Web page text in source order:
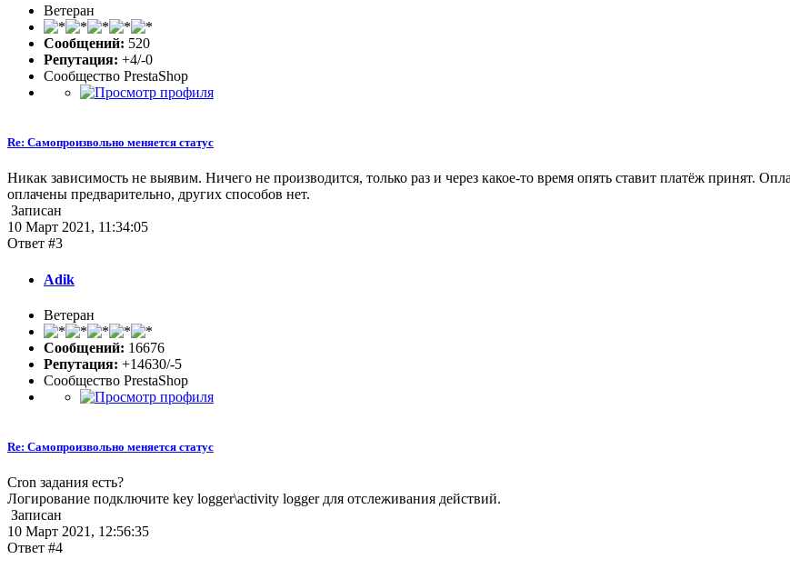
Ветеран
Сообщений: 520
Репутация: +4/-0
Сообщество PrestaShop
Re: Самопроизвольно меняется статус
Никак зависимость не выявим. Ничего не производится, только раз и через какое-то время опять ставит платёж принят.
оплачены предварительно, других способов нет.
Записан
10 Март 2021, 11:34:05
Ответ #3
Adik
Ветеран
Сообщений: 16676
Репутация: +14630/-5
Сообщество PrestaShop
Re: Самопроизвольно меняется статус
Cron задания есть?
Логирование подключите key logger\activity logger для отслеживания действий.
Записан
10 Март 2021, 12:56:35
Ответ #4